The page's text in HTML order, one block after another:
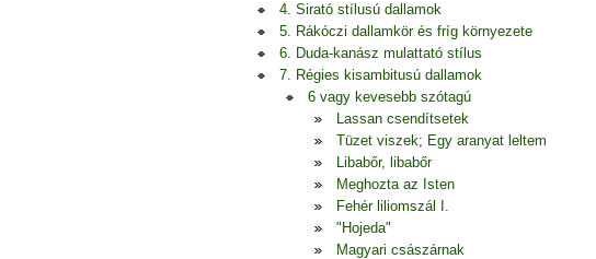
4. Sirató stílusú dallamok
5. Rákóczi dallamkör és fríg környezete
6. Duda-kanász mulattató stílus
7. Régies kisambitusú dallamok
6 vagy kevesebb szótagú
Lassan csendítsetek
Tüzet viszek; Egy aranyat leltem
Libabőr, libabőr
Meghozta az Isten
Fehér liliomszál I.
"Hojeda"
Magyari császárnak